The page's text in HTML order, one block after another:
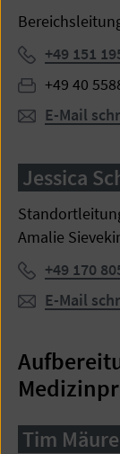
Telefon:
+49 151
Fax:
+49 40
E-Mail
Jessica
Amalie
Telefon:
+49 170
E-Mail
Tim